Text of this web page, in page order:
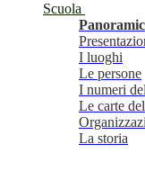
Scuola
I luoghi
Le persone
I numeri
Le carte
La storia